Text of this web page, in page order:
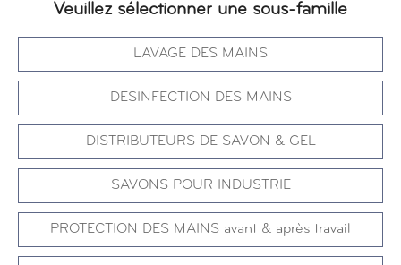
Veuillez sélectionner une sous-famille
LAVAGE DES MAINS
DESINFECTION DES MAINS
DISTRIBUTEURS DE SAVON & GEL
SAVONS POUR INDUSTRIE
PROTECTION DES MAINS avant & après travail